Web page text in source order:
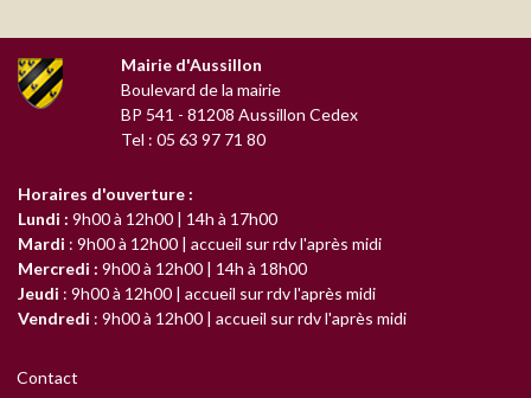
Mairie d'Aussillon
Boulevard de la mairie
BP 541 - 81208 Aussillon Cedex
Tel : 05 63 97 71 80
Horaires d'ouverture :
Lundi : 9h00 à 12h00 | 14h à 17h00
Mardi : 9h00 à 12h00 | accueil sur rdv l'après midi
Mercredi : 9h00 à 12h00 | 14h à 18h00
Jeudi : 9h00 à 12h00 | accueil sur rdv l'après midi
Vendredi : 9h00 à 12h00 | accueil sur rdv l'après midi
Contact